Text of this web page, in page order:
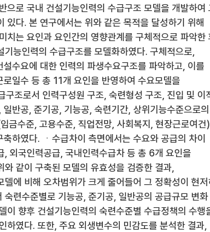
으로 국내 건설기능인력의 수급구조 모델을 개발하여
있다. 본 연구에서는 위와 같은 목적을 달성하기 위해
치는 요인과 요인간의 영향관계를 구체적으로 파악한
능인력의 수급구조를 모델화하였다. 구체적으로,
수요에 대한 인력의 파생수요구조를 파악하고, 이를
일수 등 총 11개 요인을 반영하여 수요모델을
조로서 인력구성원 구조, 숙련형성 구조, 진입 및 이
반공, 준기공, 기능공, 숙련기간, 상위기능수준으로의
금수준, 고용수준, 직업전망, 사회복지, 현장근로여건
하였다. ㆍ수급차이 측면에서는 수요와 공급의 차이
외국인력공급, 국내인력수급차 등 총 6개 요인을
같이 구축된 모델의 유효성을 검증한 결과,
에 비해 오차범위가 크게 줄어들어 그 정확성이 현저
련수준별로 기능공, 준기공, 일반공의 공급규모 변화
이 향후 건설기능인력의 숙련수준별 수급정책의 수행
하였다. 또한, 주요 외생변수의 민감도를 분석한 결과,